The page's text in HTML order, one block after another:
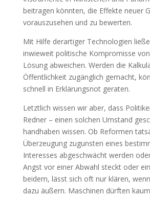
beitragen könnten, die Effekte neuer
vorauszusehen und zu bewerten.
Mit Hilfe derartiger Technologien
inwieweit politische Kompromisse
Lösung abweichen. Werden die
Öffentlichkeit zugänglich gemacht,
schnell in Erklärungsnot geraten.
Letztlich wissen wir aber, dass
Redner – einen solchen Umstand
handhaben wissen. Ob Reformen
Überzeugung zugunsten eines
Interesses abgeschwächt werden
Angst vor einer Abwahl steckt oder
beidem, lässt sich oft nur klären,
dazu äußern. Maschinen dürften